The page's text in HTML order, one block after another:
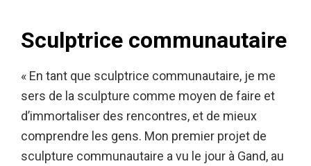
Sculptrice communautaire
« En tant que sculptrice communautaire, je me
sers de la sculpture comme moyen de faire et
d’immortaliser des rencontres, et de mieux
comprendre les gens. Mon premier projet de
sculpture communautaire a vu le jour à Gand, au